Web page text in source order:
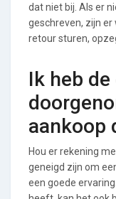
dat niet bij. Als er
geschreven, zijn
retour sturen,
Ik heb
aankoop
Hou er rekening
geneigd zijn om
een goede